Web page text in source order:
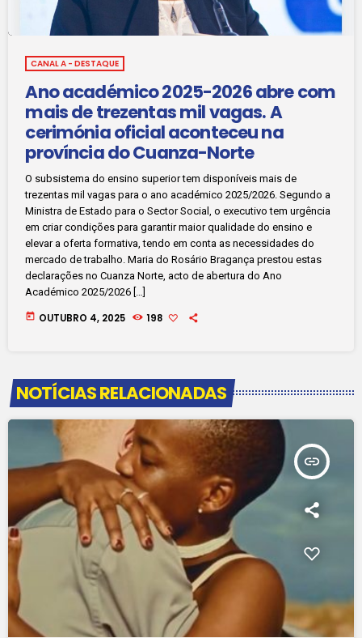
CANAL A - DESTAQUE
Ano académico 2025-2026 abre com
mais de trezentas mil vagas. A
cerimónia oficial aconteceu na
província do Cuanza-Norte
O subsistema do ensino superior tem disponíveis mais de
trezentas mil vagas para o ano académico 2025/2026. Segundo a
Ministra de Estado para o Sector Social, o executivo tem urgência
em criar condições para garantir maior qualidade do ensino e
elevar a oferta formativa, tendo em conta as necessidades do
mercado de trabalho. Maria do Rosário Bragança prestou estas
declarações no Cuanza Norte, acto de abertura do Ano
Académico 2025/2026 […]
today OUTUBRO 4, 2025 198
NOTÍCIAS RELACIONADAS
insert_link